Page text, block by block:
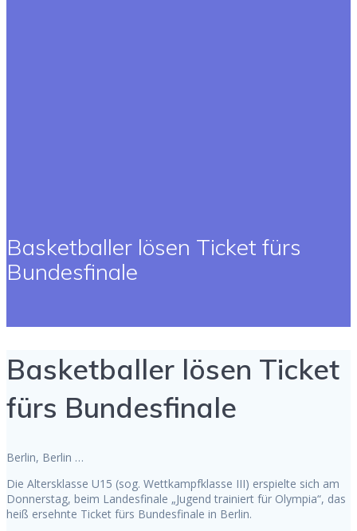
Basketballer lösen Ticket fürs
Bundesfinale
Basketballer lösen Ticket
fürs Bundesfinale
Berlin, Berlin …
Die Altersklasse U15 (sog. Wettkampfklasse III) erspielte sich am
Donnerstag, beim Landesfinale „Jugend trainiert für Olympia“, das
heiß ersehnte Ticket fürs Bundesfinale in Berlin.